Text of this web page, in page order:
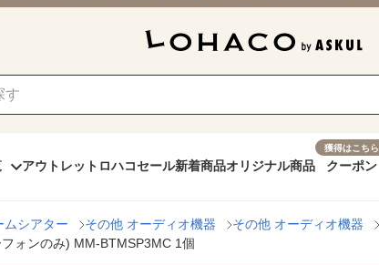
アウトレット ロハコセール新着商品オリジナル商品
獲得はこちら
クーポン
ムシアター その他 オーディオ機器
その他 オーディオ機器
ォンのみ) MM-BTMSP3MC 1個